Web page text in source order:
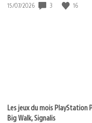
Date
15/07/2026 3 16
Les jeux du mois PlayStation
Big Walk, Signalis